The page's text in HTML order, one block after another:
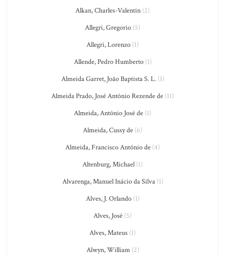
Alkan, Charles-Valentin (2)
Allegri, Gregorio (5)
Allegri, Lorenzo (1)
Allende, Pedro Humberto(1)
Almeida Garret, João Baptista S. L.(1)
Almeida Prado, José Antônio Rezende de (11)
Almeida, Antônio José de (1)
Almeida, Cussy de (6)
Almeida, Francisco António de (4)
Altenburg, Michael (1)
Alvarenga, Manuel Inácio da Silva(1)
Alves, J. Orlando(1)
Alves, José (5)
Alves, Mateus (1)
Alwyn, William(2)